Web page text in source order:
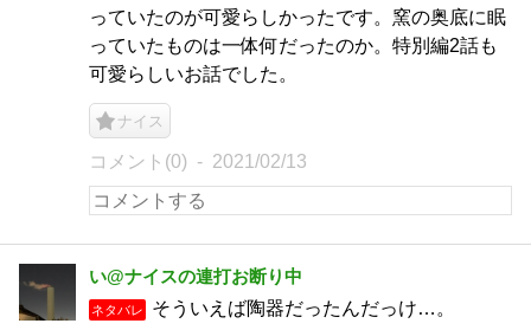
っていたのが可愛らしかったです。窯の奥底に眠
っていたものは一体何だったのか。特別編2話も
可愛らしいお話でした。
ナイス
コメント(0) 2021/02/13
い@ナイスの連打お断り中
ネタバレ そういえば陶器だったんだっけ…。